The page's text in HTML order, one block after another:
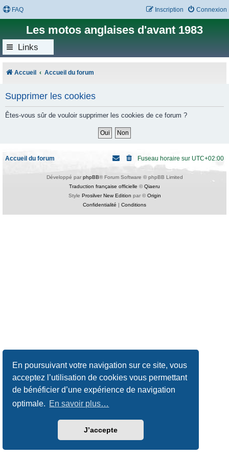
En poursuivant votre navigation sur ce site, vous
acceptez l’utilisation de cookies vous permettant
de bénéficier d’une expérience de navigation
optimale. En savoir plus…
J’accepte
FAQ Connexion
Inscription
Les motos anglaises d'avant 1983
Links
Accueil Accueil du forum
Supprimer les cookies
Êtes-vous sûr de vouloir supprimer les cookies de ce forum ?
Accueil du forum Fuseau horaire sur UTC+02:00
Développé par phpBB® Forum Software © phpBB Limited
Traduction française officielle ©Qiaeru
Style Prosilver New Edition par ©Origin
Confidentialité | Conditions